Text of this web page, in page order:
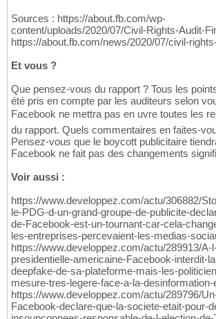
Sources : https://about.fb.com/wp-
content/uploads/2020/07/Civil-Rights-Audit-
https://about.fb.com/news/2020/07/civil-
Et vous ?
Que pensez-vous du rapport ? Tous les
été pris en compte par les auditeurs selon
Facebook ne mettra pas en uvre toutes les
du rapport. Quels commentaires en faites-
Pensez-vous que le boycott publicitaire
Facebook ne fait pas des changements
Voir aussi :
https://www.developpez.com/actu/306882/
le-PDG-d-un-grand-groupe-de-publicite-
de-Facebook-est-un-tournant-car-cela-
les-entreprises-percevaient-les-medias-
https://www.developpez.com/actu/289913/A-
presidentielle-americaine-Facebook-interdit-
deepfake-de-sa-plateforme-mais-les-
mesure-tres-legere-face-a-la-desinformation-
https://www.developpez.com/actu/289796/
Facebook-declare-que-la-societe-etait-pour-